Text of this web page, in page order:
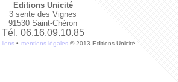
Editions Unicité
3 sente des Vignes
91530 Saint-Chéron
Tél. 06.16.09.10.85
liens • mentions légales© 2013 Editions Unicité